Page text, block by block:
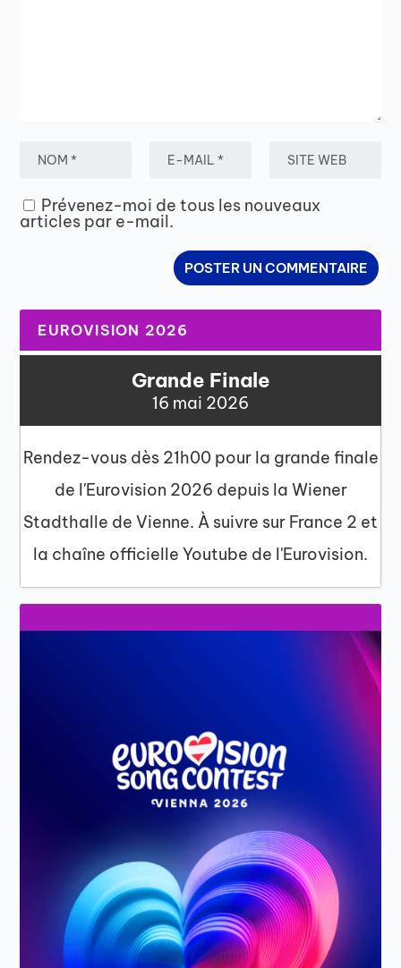
Prévenez-moi de tous les nouveaux
articles par e-mail.
EUROVISION 2026
Grande Finale
16 mai 2026
Rendez-vous dès 21h00 pour la grande finale
de l'Eurovision 2026 depuis la Wiener
Stadthalle de Vienne. À suivre sur France 2 et
la chaîne officielle Youtube de l'Eurovision.